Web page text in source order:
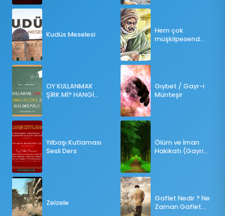
Kudüs Meselesi
OY KULLANMAK
ŞİRK Mİ? HANGİ
Yılbaşı Kutlaması
Sesli Ders
Zelzele
Hem çok
müşkilpesend
Gıybet / Gayr-i
Münteşir
Ölüm ve İman
Hakikatı (Gayri
Gaflet Nedir ? Ne
Zaman Gaflet